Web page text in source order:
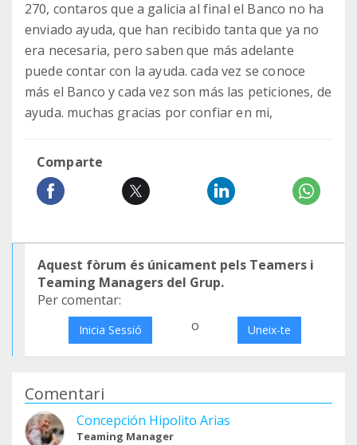
270, contaros que a galicia al final el Banco no ha
enviado ayuda, que han recibido tanta que ya no
era necesaria, pero saben que más adelante
puede contar con la ayuda. cada vez se conoce
más el Banco y cada vez son más las peticiones, de
ayuda. muchas gracias por confiar en mi,
Comparte
Aquest fòrum és únicament pels Teamers i
Teaming Managers del Grup.
Per comentar:
Inicia Sessió o Uneix-te
Comentari
Concepción Hipolito Arias
Teaming Manager